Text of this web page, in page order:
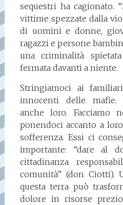
sequestri ha cagionato.
vittime spezzate dalla
di uomini e donne,
ragazzi e persone
una criminalità
fermata davanti a niente.
Stringiamoci ai
innocenti delle
anche loro. Facciamo
ponendoci accanto a
sofferenza. Essi ci
importante: “dare al
cittadinanza
comunità” (don Ciotti).
questa terra può
dolore in risorse